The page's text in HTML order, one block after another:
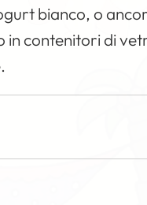
bianco, o
in contenitori di